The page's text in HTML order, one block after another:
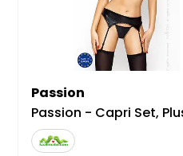
Passion
Passion - Capri Set,